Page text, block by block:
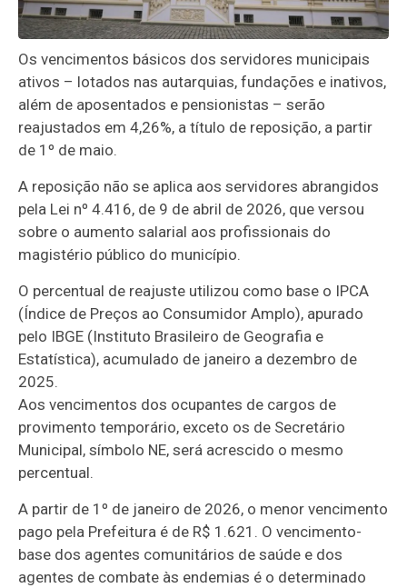
Os vencimentos básicos dos servidores municipais
ativos – lotados nas autarquias, fundações e inativos,
além de aposentados e pensionistas – serão
reajustados em 4,26%, a título de reposição, a partir
de 1º de maio.
A reposição não se aplica aos servidores abrangidos
pela Lei nº 4.416, de 9 de abril de 2026, que versou
sobre o aumento salarial aos profissionais do
magistério público do município.
O percentual de reajuste utilizou como base o IPCA
(Índice de Preços ao Consumidor Amplo), apurado
pelo IBGE (Instituto Brasileiro de Geografia e
Estatística), acumulado de janeiro a dezembro de
2025.
Aos vencimentos dos ocupantes de cargos de
provimento temporário, exceto os de Secretário
Municipal, símbolo NE, será acrescido o mesmo
percentual.
A partir de 1º de janeiro de 2026, o menor vencimento
pago pela Prefeitura é de R$ 1.621. O vencimento-
base dos agentes comunitários de saúde e dos
agentes de combate às endemias é o determinado